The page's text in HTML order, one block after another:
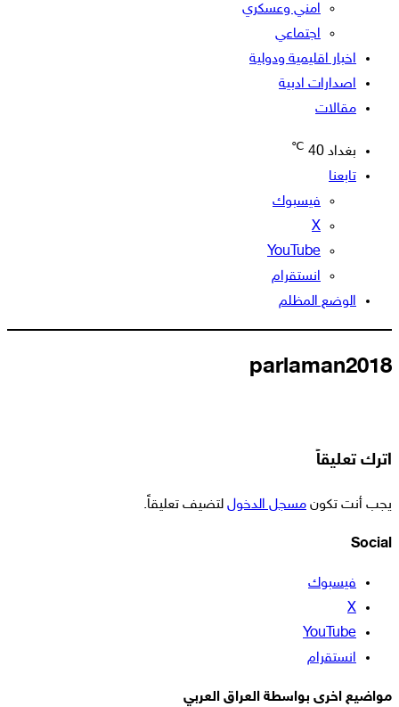
امني وعسكري
اجتماعي
اخبار اقليمية ودولية
اصدارات ادبية
مقالات
بغداد 40
℃
تابعنا
فيسبوك
‫X
‫YouTube
انستقرام
الوضع المظلم
parlaman2018
اترك تعليقاً
يجب أنت تكون مسجل الدخول لتضيف تعليقاً.
Social
فيسبوك
‫X
‫YouTube
انستقرام
مواضيع اخرى بواسطة العراق العربي